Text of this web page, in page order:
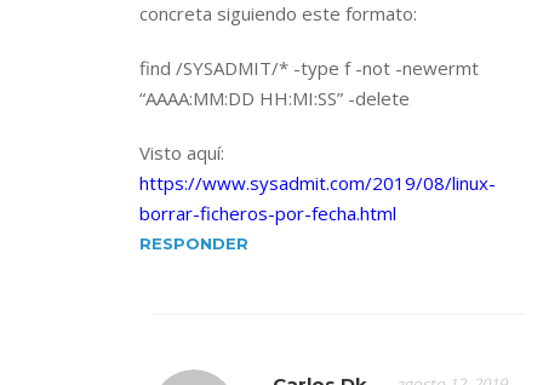
concreta siguiendo este formato:
find /SYSADMIT/* -type f -not -newermt
“AAAA:MM:DD HH:MI:SS” -delete
Visto aquí:
https://www.sysadmit.com/2019/08/linux-
borrar-ficheros-por-fecha.html
RESPONDER